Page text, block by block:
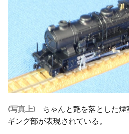
(写真上)
ちゃんと艶を落とした
ギング部が表現されている。